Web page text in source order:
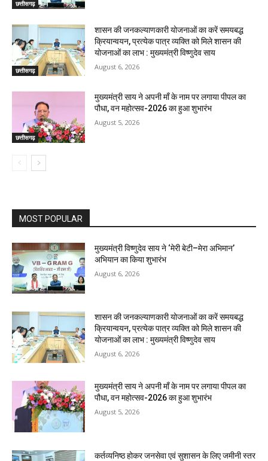
छत्तीसगढ़
छत्तीसगढ़
शासन की जनकल्याणकारी योजनाओं का करें समयबद्ध
क्रियान्वयन, प्रत्येक पात्र व्यक्ति को मिले शासन की
योजनाओं का लाभ : मुख्यमंत्री विष्णुदेव साय
August 6, 2026
छत्तीसगढ़
मुख्यमंत्री साय ने अपनी माँ के नाम पर लगाया पीपल का
पौधा, वन महोत्सव-2026 का हुआ शुभारंभ
August 5, 2026
MOST POPULAR
मुख्यमंत्री विष्णुदेव साय ने ‘मेरी बेटी–मेरा अभिमान’
अभियान का किया शुभारंभ
August 6, 2026
शासन की जनकल्याणकारी योजनाओं का करें समयबद्ध
क्रियान्वयन, प्रत्येक पात्र व्यक्ति को मिले शासन की
योजनाओं का लाभ : मुख्यमंत्री विष्णुदेव साय
August 6, 2026
मुख्यमंत्री साय ने अपनी माँ के नाम पर लगाया पीपल का
पौधा, वन महोत्सव-2026 का हुआ शुभारंभ
August 5, 2026
कर्तव्यनिष्ठ होकर जनसेवा एवं सुशासन के लिए जमीनी स्तर